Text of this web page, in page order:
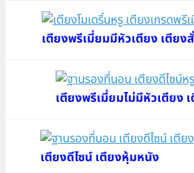
เตียงพรีเมี่ยมมีหัวเตียง เตียง
เตียงพรีเมี่ยมไม่มีหัวเตียง
เตียงดีไซน์ เตียงหุ้มหนัง